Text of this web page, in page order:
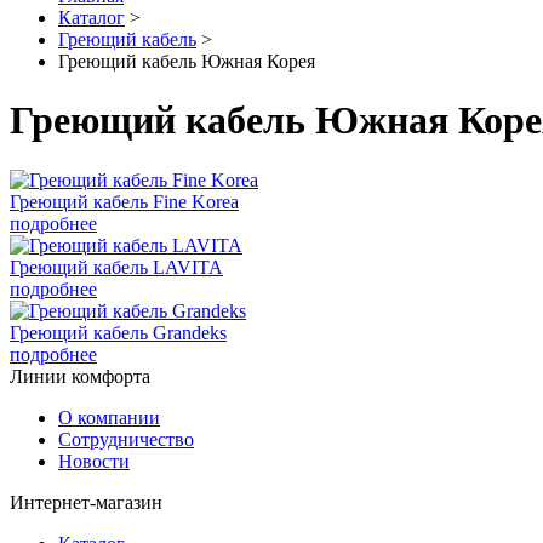
Каталог >
Греющий кабель >
Греющий кабель Южная Корея
Греющий кабель Южная
Греющий кабель Fine Korea
подробнее
Греющий кабель LAVITA
подробнее
Греющий кабель Grandeks
подробнее
Линии комфорта
О компании
Сотрудничество
Новости
Интернет-магазин